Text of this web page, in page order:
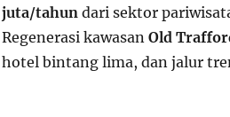
juta/tahundari sektor
Regenerasi kawasan Old
hotel bintang lima, dan jalur